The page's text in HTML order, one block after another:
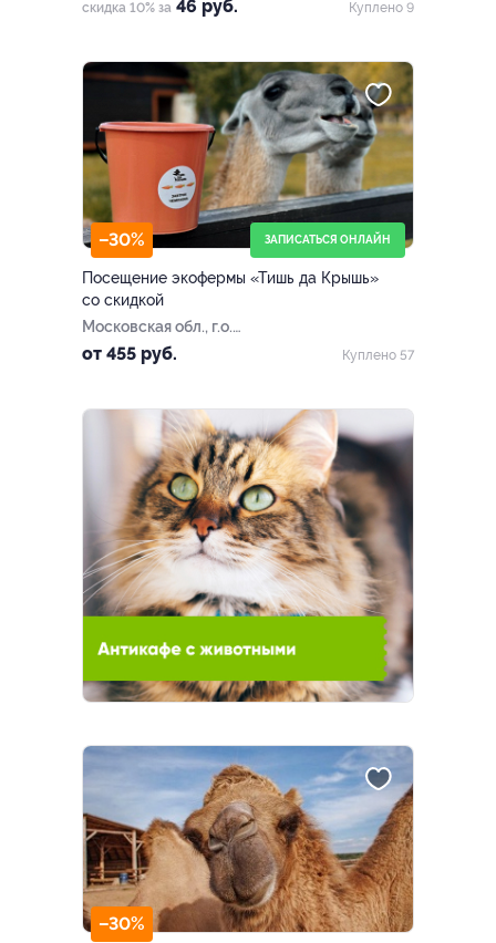
скидка 10% за 46 руб. Куплено 9
–30% ЗАПИСАТЬСЯ ОНЛАЙН
Посещение экофермы «Тишь да Крышь»
со скидкой
Московская обл., г.о.
Лотошино, дер. Шилово
от 455 руб. Куплено 57
–30%